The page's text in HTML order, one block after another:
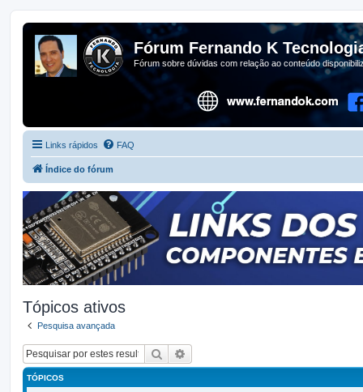
Fórum Fernando K
Fórum sobre dúvidas com relação ao conteúdo
Links rápidos FAQ
Índice do fórum
Tópicos ativos
Pesquisa avançada
Pesquisar
TÓPICOS